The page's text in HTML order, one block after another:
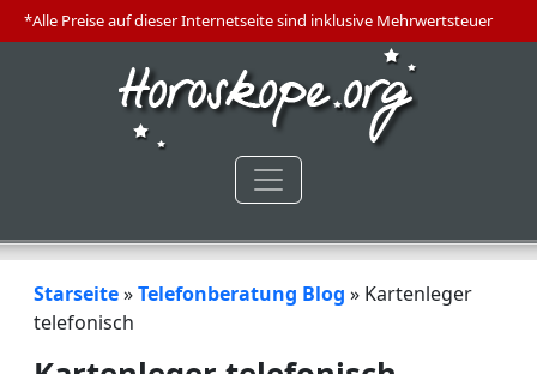
*Alle Preise auf dieser Internetseite sind inklusive Mehrwertsteuer
Starseite»Telefonberatung Blog » Kartenleger
telefonisch